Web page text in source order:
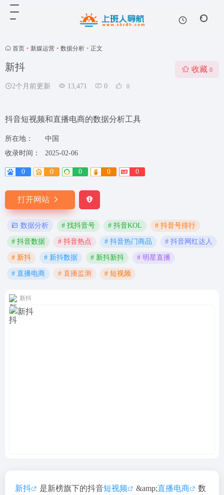
首页 • 新媒运营 • 数据分析 • 正文
新抖
2个月前更新 13,471 0 0
收藏 0
抖音短视频和直播电商的数据分析工具
所在地：
中国
收录时间：
2025-02-06
0 0 0 0 0
打开网站
数据分析 # 找抖音号 # 抖音KOL # 抖音号排行
# 抖音数据 # 抖音热点 # 抖音热门商品 # 抖音网红达人
# 新抖 # 新抖数据 # 新抖新抖 # 明星直播
# 直播电商 # 直播监测 # 短视频
新抖
新抖 是新榜旗下的抖音短视频 &amp;直播电商
数